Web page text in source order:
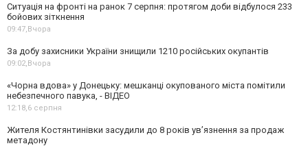
Ситуація на фронті на ранок 7 серпня: протягом доби відбулося 233
бойових зіткнення
09:47,Вчора
За добу захисники України знищили 1210 російських окупантів
09:02,Вчора
«Чорна вдова» у Донецьку: мешканці окупованого міста помітили
небезпечного павука, - ВІДЕО
12:18,6 серпня
Жителя Костянтинівки засудили до 8 років ув’язнення за продаж
метадону